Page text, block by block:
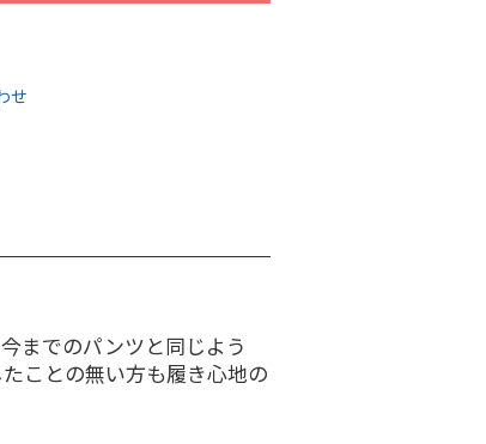
せ
までのパンツと同じよう
ことの無い方も履き心地の